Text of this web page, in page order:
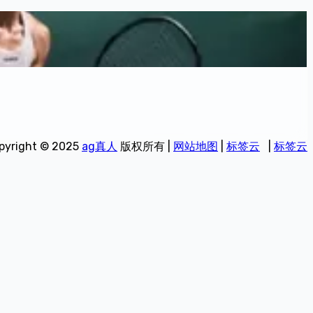
© 2025 ag真人 版权所有 | 网站地图 标签云 标签云